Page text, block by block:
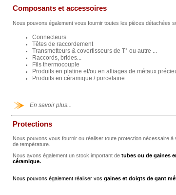
Composants et accessoires
Nous pouvons également vous fournir toutes les pièces détachées
Connecteurs
Têtes de raccordement
Transmetteurs & covertisseurs de T° ou autre ...
Raccords, brides...
Fils thermocouple
Produits en platine et/ou en alliages de métaux
Produits en céramique / porcelaine
En savoir plus...
Protections
Nous pouvons vous fournir ou réaliser toute protection nécessaire à
de température.
Nous avons également un stock important de tubes ou de gaines
céramique.
Nous pouvons également réaliser vos gaines et doigts de gant